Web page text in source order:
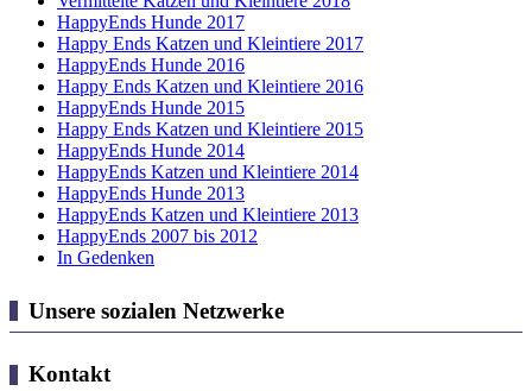
HappyEnds Hunde 2017
Happy Ends Katzen und Kleintiere 2017
HappyEnds Hunde 2016
Happy Ends Katzen und Kleintiere 2016
HappyEnds Hunde 2015
Happy Ends Katzen und Kleintiere 2015
HappyEnds Hunde 2014
HappyEnds Katzen und Kleintiere 2014
HappyEnds Hunde 2013
HappyEnds Katzen und Kleintiere 2013
HappyEnds 2007 bis 2012
In Gedenken
Unsere sozialen Netzwerke
Kontakt